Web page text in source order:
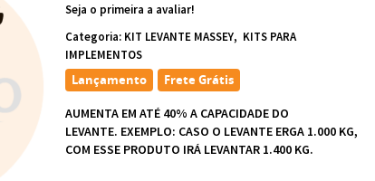
Seja o primeira a avaliar!
Categoria: KIT LEVANTE MASSEY
KITS PARA
IMPLEMENTOS
Lançamento Frete Grátis
AUMENTA EM ATÉ 40% A CAPACIDADE DO
LEVANTE. EXEMPLO: CASO O LEVANTE ERGA 1.000 KG,
COM ESSE PRODUTO IRÁ LEVANTAR 1.400 KG.